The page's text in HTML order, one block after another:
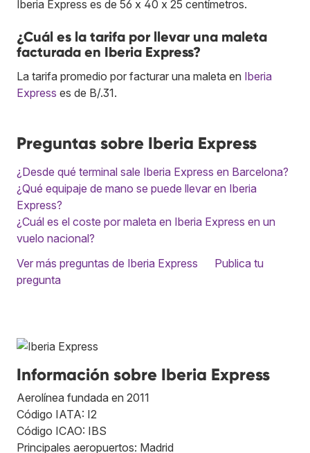
Iberia Express es de 56 x 40 x 25 centímetros.
¿Cuál es la tarifa por llevar una maleta
facturada en Iberia Express?
La tarifa promedio por facturar una maleta en Iberia
Express es de B/.31.
Preguntas sobre Iberia Express
¿Desde qué terminal sale Iberia Express en Barcelona?
¿Qué equipaje de mano se puede llevar en Iberia
Express?
¿Cuál es el coste por maleta en Iberia Express en un
vuelo nacional?
Ver más preguntas de Iberia Express
Publica tu
pregunta
Información sobre Iberia Express
Aerolínea fundada en 2011
Código IATA: I2
Código ICAO: IBS
Principales aeropuertos: Madrid